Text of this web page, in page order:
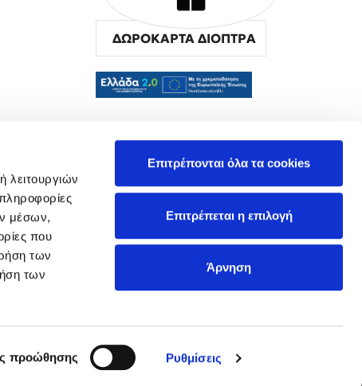
λειτουργιών
μέσων,
που
των
των
προώθησης Ρυθμίσεις
Επιτρέπονται όλα τα cookies
Επιτρέπεται η επιλογή
Άρνηση
ΔΩΡΟΚΑΡΤΑ ΔΙΟΠΤΡΑ